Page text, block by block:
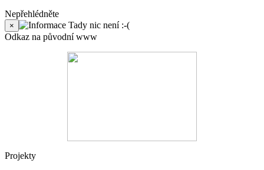
Nepřehlédněte
×
Tady nic není :-(
Odkaz na původní www
Projekty